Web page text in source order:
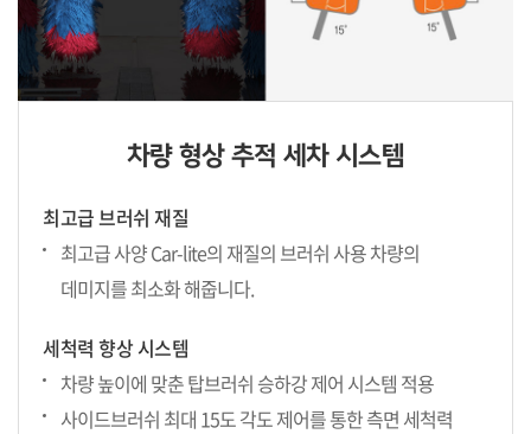
차량 형상 추적 세차 시스템
최고급 브러쉬 재질
최고급 사양 Car-lite의 재질의 브러쉬 사용 차량의
데미지를 최소화해줍니다.
세척력 향상 시스템
차량 높이에 맞춘 탑브러쉬 승하강 제어 시스템 적용
사이드브러쉬 최대 15도 각도 제어를 통한 측면 세척력